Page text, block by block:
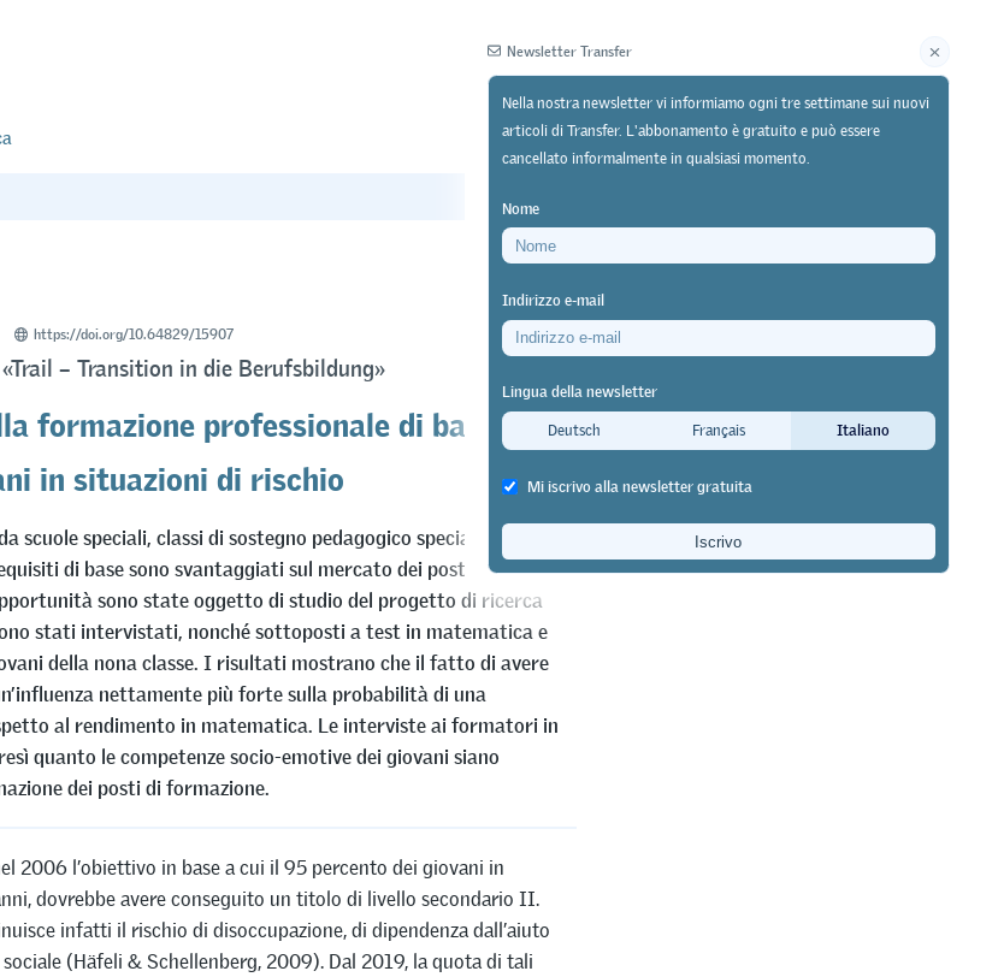
Editore
https://doi.org/10.64829/15907
– Transition in die Berufsbildung»
formazione professionale di base da
in situazioni di rischio
scuole speciali, classi di sostegno pedagogico speciale e classi di
di base sono svantaggiati sul mercato dei posti di
sono state oggetto di studio del progetto di ricerca
stati intervistati, nonché sottoposti a test in matematica e
della nona classe. I risultati mostrano che il fatto di avere
nettamente più forte sulla probabilità di una
al rendimento in matematica. Le interviste ai formatori in
quanto le competenze socio-emotive dei giovani siano
dei posti di formazione.
2006 l’obiettivo in base a cui il 95 percento dei giovani in
dovrebbe avere conseguito un titolo di livello secondario II.
infatti il rischio di disoccupazione, di dipendenza dall’aiuto
(Häfeli & Schellenberg, 2009). Dal 2019, la quota di tali
Newsletter Transfer
Nella nostra newsletter vi informiamo ogni tre settimane sui nuovi
articoli di Transfer. L'abbonamento è gratuito e può essere
cancellato informalmente in qualsiasi momento.
Nome
Indirizzo e-mail
Lingua della newsletter
Deutsch
Français Italiano
Mi iscrivo alla newsletter gratuita